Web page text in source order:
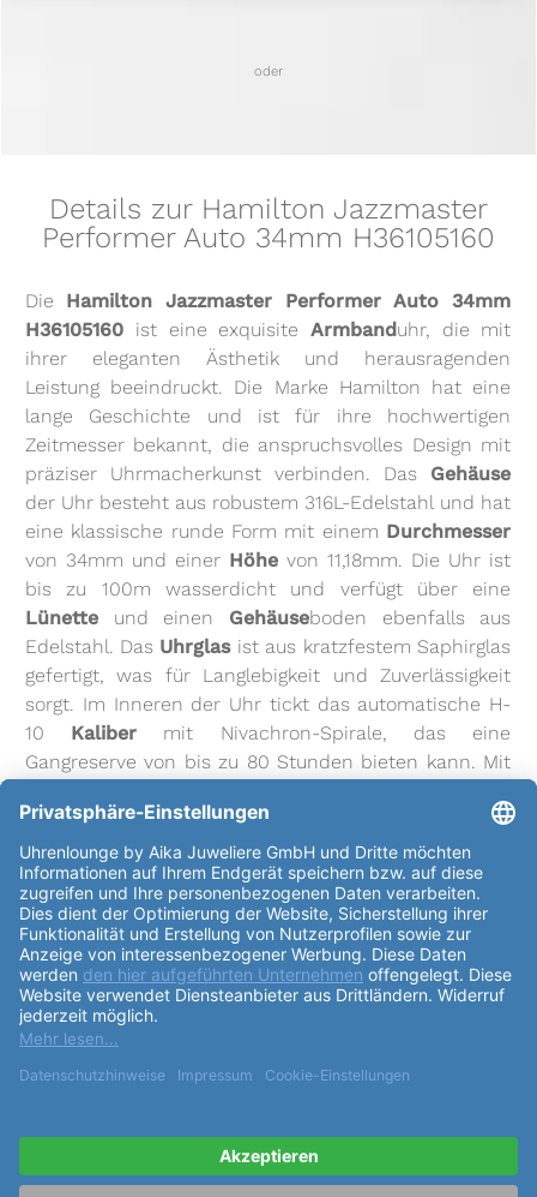
oder
Details zur Hamilton Jazzmaster
Performer Auto 34mm H36105160
Die Hamilton Jazzmaster Performer Auto 34mm
H36105160 ist eine exquisiteArmbanduhr, die mit
ihrer eleganten Ästhetik und herausragenden
Leistung beeindruckt. Die Marke Hamilton hat eine
lange Geschichte und ist für ihre hochwertigen
Zeitmesser bekannt, die anspruchsvolles Design mit
präziser Uhrmacherkunst verbinden. Das Gehäuse
der Uhr besteht aus robustem 316L-Edelstahl und hat
eine klassische runde Form mit einem Durchmesser
von 34mm und einer Höhe von 11,18mm. Die Uhr ist
bis zu 100m wasserdicht und verfügt über eine
Lünette und einen Gehäuseboden ebenfalls aus
Edelstahl. Das Uhrglasist aus kratzfestem Saphirglas
gefertigt, was für Langlebigkeit und Zuverlässigkeit
sorgt. Im Inneren der Uhr tickt das automatische H-
10 Kaliber mit Nivachron-Spirale, das eine
Gangreserve von bis zu 80 Stunden bieten kann. Mit
präzise und zuverlässig. Das
der Uhr ist in
einem ansprechenden hellgrünen Farbton gehalten
und verfügt über Indexe, die für eine klare Zeitangabe
sorgen. DasArmbandderHamilton Jazzmaster
Performer Auto 34mm H36105160ist ebenfalls aus
hochwertigem 316L-Edelstahl gefertigt und hat eine
elegante silberne Farbe. Die Schließeist eine
Butterfly-Faltschließe, die für bequemes Tragen und
sicheren Halt sorgt. Mit einem Bandanstoß am
Gehäusevon 18mm und am Verschluss von 16mm
Design der Uhr. Zu den weiterenFunktionender
Hamilton Jazzmaster Performer Auto 34mm